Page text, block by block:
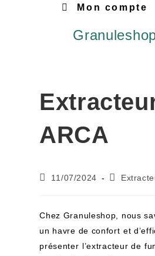
Mon compte
ARCA
11/07/2024
Chez Granuleshop, nous
un havre de confort⁤ et
présenter⁢ l’extracteur ‌de⁣